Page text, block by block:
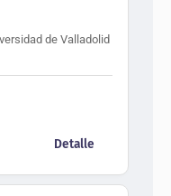
de Valladolid
Detalle